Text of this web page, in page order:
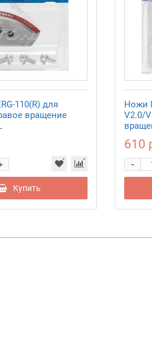
110(R) для
вращение
Купить
Ножи
V2.0/
610
-